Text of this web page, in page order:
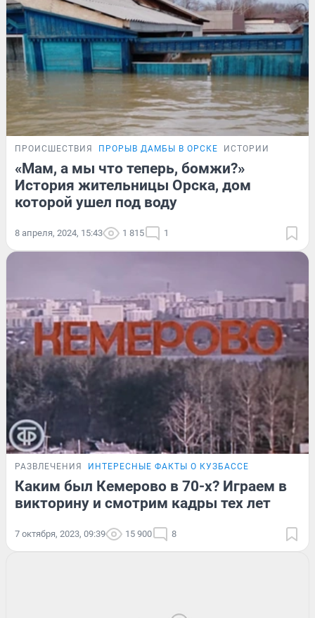
ПРОИСШЕСТВИЯ ПРОРЫВ ДАМБЫ В ОРСКЕ ИСТОРИИ
«Мам, а мы что теперь, бомжи?»
История жительницы Орска, дом
которой ушел под воду
8 апреля, 2024, 15:43 1 815 1
РАЗВЛЕЧЕНИЯ ИНТЕРЕСНЫЕ ФАКТЫ О КУЗБАССЕ
Каким был Кемерово в 70-х? Играем в
викторину и смотрим кадры тех лет
7 октября, 2023, 09:39 15 900 8